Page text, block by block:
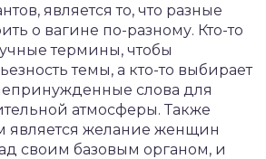
является то, что разные
о вагине по-разному. Кто-то
термины, чтобы
темы, а кто-то выбирает
слова для
атмосферы. Также
является желание женщин
своим базовым органом, и